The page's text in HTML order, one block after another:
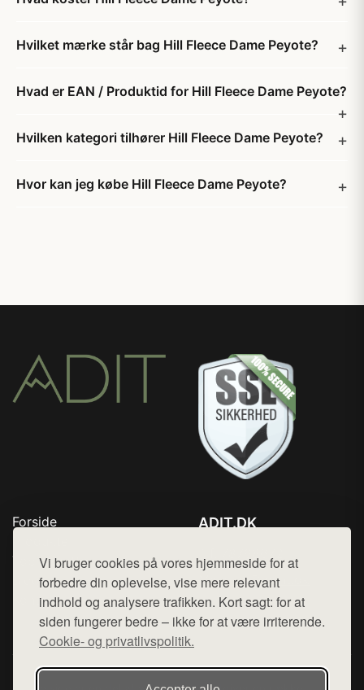
Vi bruger cookies på vores hjemmeside for at
forbedre din oplevelse, vise mere relevant
indhold og analysere trafikken. Kort sagt: for at
siden fungerer bedre – ikke for at være irriterende.
Cookie- og privatlivspolitik.
Hvilket mærke står bag Hill Fleece Dame Peyote?
Hvad er EAN / Produktid for Hill Fleece Dame Peyote?
Hvilken kategori tilhører Hill Fleece Dame Peyote?
Hvor kan jeg købe Hill Fleece Dame Peyote?
Forside
Top Rabatter
Blog
Kontakt
ADIT.DK
Mail: hej@want.dk
Cookie- og privatlivspolitik